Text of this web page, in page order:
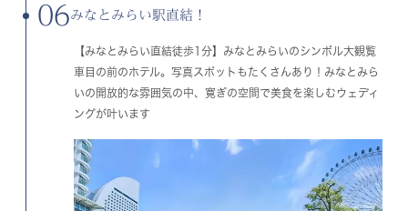
06みなとみらい駅直結！
【みなとみらい直結徒歩1分】みなとみらいのシンボル大観覧
車目の前のホテル。写真スポットもたくさんあり！みなとみら
いの開放的な雰囲気の中、寛ぎの空間で美食を楽しむウェディ
ングが叶います